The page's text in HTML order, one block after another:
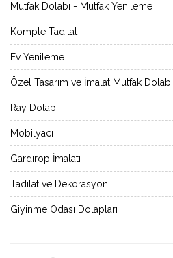
Mutfak Dolabı - Mutfak Yenileme
Komple Tadilat
Ev Yenileme
Özel Tasarım ve İmalat Mutfak Dolabı
Ray Dolap
Mobilyacı
Gardırop İmalatı
Tadilat ve Dekorasyon
Giyinme Odası Dolapları